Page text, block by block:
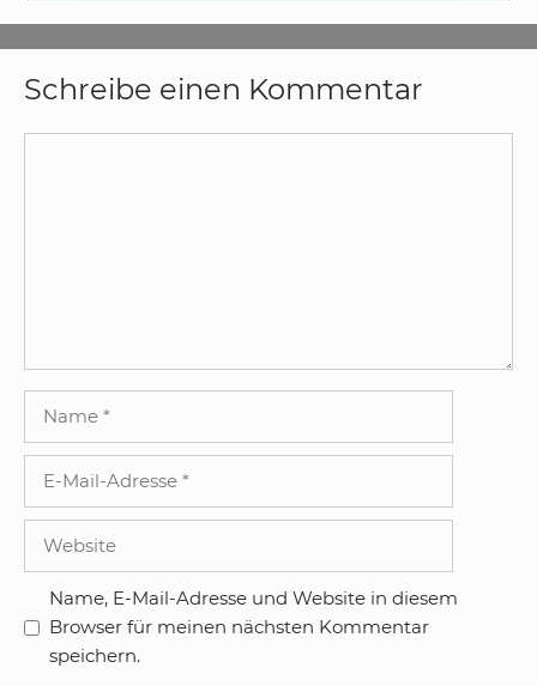
Schreibe einen Kommentar
Adresse
Name, E-Mail-Adresse und Website in diesem
Browser für meinen nächsten Kommentar
speichern.